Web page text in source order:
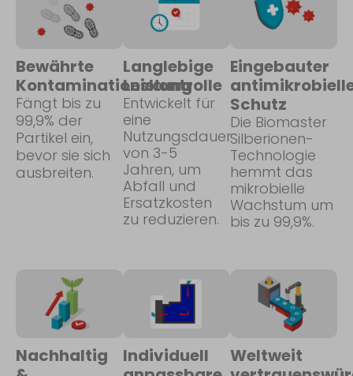
Bewährte
Kontaminationskontrolle
Fängt bis zu
99,9% der
Partikel ein,
bevor sie sich
ausbreiten.
Langlebige
Leistung
Entwickelt für
eine
Nutzungsdauer
von 3-5
Jahren, um
Abfall und
Ersatzkosten
zu reduzieren.
Eingebauter
Schutz
Die Biomaster
Silberionen-
Technologie
hemmt das
mikrobielle
Wachstum um
bis zu 99,9%.
Nachhaltig
Individuell
Weltweit